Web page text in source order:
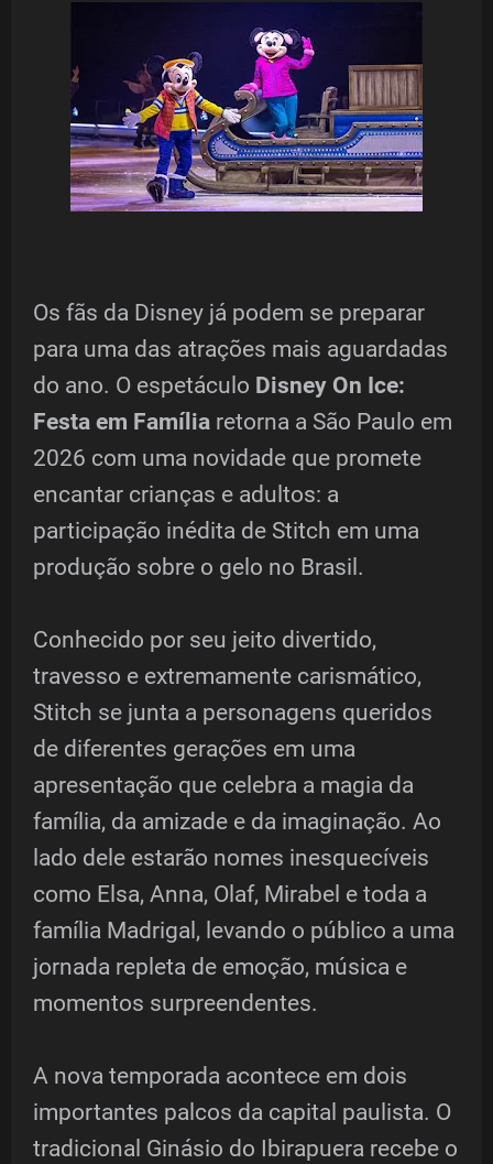
Os fãs da Disney já podem se preparar
para uma das atrações mais aguardadas
do ano. O espetáculo Disney On Ice:
Festa em Família retorna a São Paulo em
2026 com uma novidade que promete
encantar crianças e adultos: a
participação inédita de Stitch em uma
produção sobre o gelo no Brasil.
Conhecido por seu jeito divertido,
travesso e extremamente carismático,
Stitch se junta a personagens queridos
de diferentes gerações em uma
apresentação que celebra a magia da
família, da amizade e da imaginação. Ao
lado dele estarão nomes inesquecíveis
como Elsa, Anna, Olaf, Mirabel e toda a
família Madrigal, levando o público a uma
jornada repleta de emoção, música e
momentos surpreendentes.
A nova temporada acontece em dois
importantes palcos da capital paulista. O
tradicional Ginásio do Ibirapuera recebe o